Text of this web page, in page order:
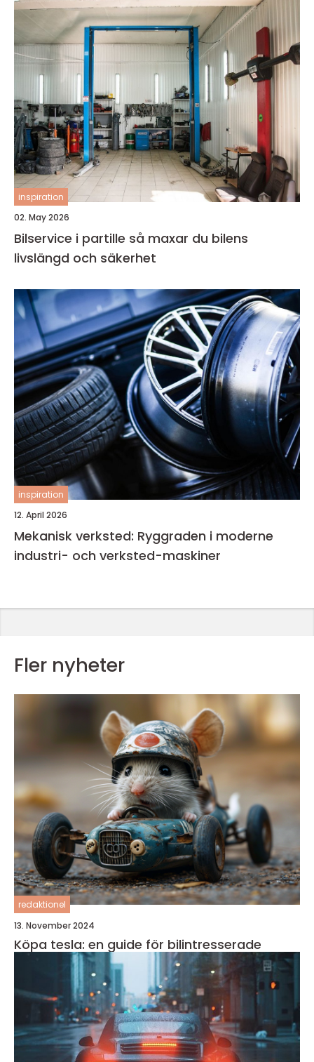
inspiration
02. May 2026
Bilservice i partille så maxar du bilens
livslängd och säkerhet
inspiration
12. April 2026
Mekanisk verksted: Ryggraden i moderne
industri- och verksted-maskiner
Fler nyheter
redaktionel
13. November 2024
Köpa tesla: en guide för bilintresserade